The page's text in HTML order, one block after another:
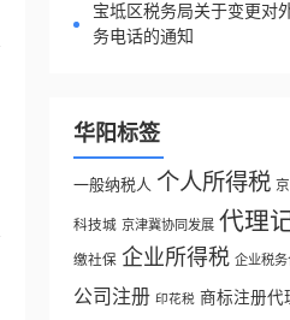
宝坻区税务局关于变更对
务电话的通知
华阳标签
一般纳税人 个人所得税
科技城 京津冀协同发展 代理
缴社保 企业所得税 企业税务
公司注册 印花税 商标注册代